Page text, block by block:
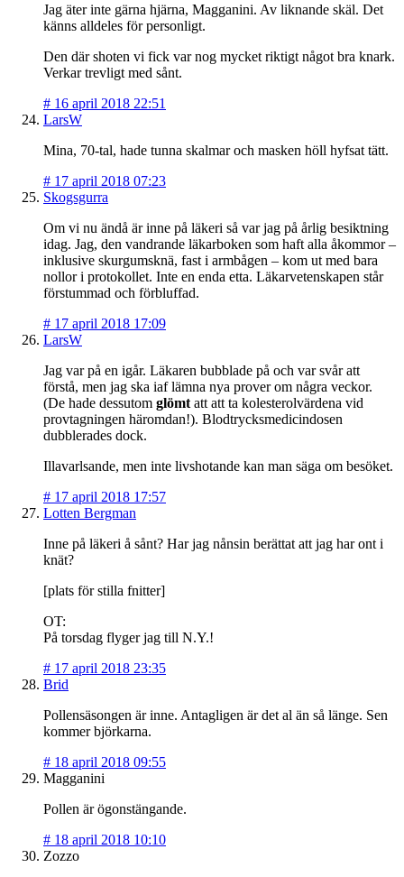
Jag äter inte gärna hjärna, Magganini. Av liknande skäl. Det
känns alldeles för personligt.
Den där shoten vi fick var nog mycket riktigt något bra knark.
Verkar trevligt med sånt.
# 16 april 2018 22:51
LarsW
Mina, 70-tal, hade tunna skalmar och masken höll hyfsat tätt.
# 17 april 2018 07:23
Skogsgurra
Om vi nu ändå är inne på läkeri så var jag på årlig besiktning
idag. Jag, den vandrande läkarboken som haft alla åkommor –
inklusive skurgumsknä, fast i armbågen – kom ut med bara
nollor i protokollet. Inte en enda etta. Läkarvetenskapen står
förstummad och förbluffad.
# 17 april 2018 17:09
LarsW
Jag var på en igår. Läkaren bubblade på och var svår att
förstå, men jag ska iaf lämna nya prover om några veckor.
(De hade dessutom glömt att att ta kolesterolvärdena vid
provtagningen häromdan!). Blodtrycksmedicindosen
dubblerades dock.
Illavarlsande, men inte livshotande kan man säga om besöket.
# 17 april 2018 17:57
Lotten Bergman
Inne på läkeri å sånt? Har jag nånsin berättat att jag har ont i
knät?
[plats för stilla fnitter]
OT:
På torsdag flyger jag till N.Y.!
# 17 april 2018 23:35
Brid
Pollensäsongen är inne. Antagligen är det al än så länge. Sen
kommer björkarna.
# 18 april 2018 09:55
Magganini
Pollen är ögonstängande.
# 18 april 2018 10:10
Zozzo